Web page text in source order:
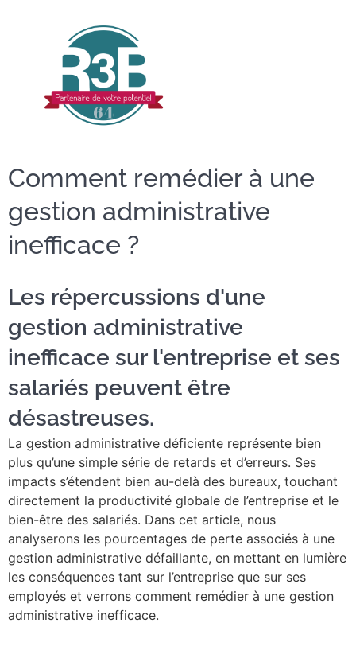
Comment remédier à une
gestion administrative
inefficace ?
Les répercussions d'une
gestion administrative
inefficace sur l'entreprise et ses
salariés peuvent être
désastreuses.
La gestion administrative déficiente représente bien
plus qu’une simple série de retards et d’erreurs. Ses
impacts s’étendent bien au-delà des bureaux, touchant
directement la productivité globale de l’entreprise et le
bien-être des salariés. Dans cet article, nous
analyserons les pourcentages de perte associés à une
gestion administrative défaillante, en mettant en lumière
les conséquences tant sur l’entreprise que sur ses
employés et verrons comment remédier à une gestion
administrative inefficace.